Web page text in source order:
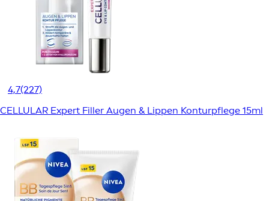
4,7(227)
CELLULAR Expert Filler Augen & Lippen Konturpflege 15ml